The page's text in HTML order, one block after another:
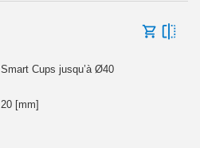
Smart Cups jusqu’à Ø40
20 [mm]